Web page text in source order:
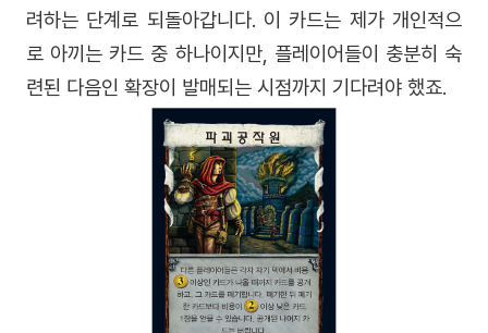
려하는 단계로 되돌아갑니다. 이 카드는 제가 개인적으
로 아끼는 카드 중 하나이지만, 플레이어들이 충분히 숙
련된 다음인 확장이 발매되는 시점까지 기다려야 했죠.